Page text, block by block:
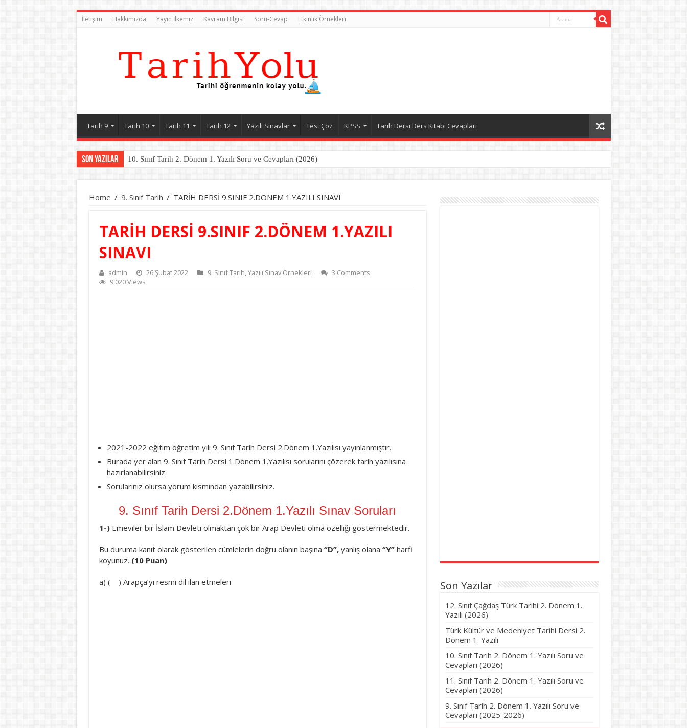
İletişim Hakkımızda Yayın İlkemiz Kavram Bilgisi Soru-Cevap Etkinlik Örnekleri
Tarih 9 Tarih 10 Tarih 11 Tarih 12 Yazılı Sınavlar Test Çöz KPSS Tarih Dersi Ders Kitabı Cevapları
Son Yazılar 10. Sınıf Tarih 2. Dönem 1. Yazılı Soru ve Cevapları (2026)
Home / 9. Sınıf Tarih / TARİH DERSİ 9.SINIF 2.DÖNEM 1.YAZILI SINAVI
TARİH DERSİ 9.SINIF 2.DÖNEM 1.YAZILI
SINAVI
admin 26 Şubat 2022 9. Sınıf Tarih,Yazılı Sınav Örnekleri
3 Comments
9,020 Views
2021-2022 eğitim öğretim yılı 9. Sınıf Tarih Dersi 2.Dönem 1.Yazılısı yayınlanmıştır.
Burada yer alan 9. Sınıf Tarih Dersi 1.Dönem 1.Yazılısı sorularını çözerek tarih yazılısına
hazırlanabilirsiniz.
Sorularınız olursa yorum kısmından yazabilirsiniz.
9. Sınıf Tarih Dersi 2.Dönem 1.Yazılı Sınav Soruları
1-)Emeviler bir İslam Devleti olmaktan çok bir Arap Devleti olma özelliği göstermektedir.
Bu duruma kanıt olarak gösterilen cümlelerin doğru olanın başına “D”,yanlış olana “Y”harfi
koyunuz. (10 Puan)
a) ( ) Arapça’yı resmi dil ilan etmeleri Son Yazılar
12. Sınıf Çağdaş Türk Tarihi 2. Dönem 1.
Yazılı (2026)
Türk Kültür ve Medeniyet Tarihi Dersi 2.
Dönem 1. Yazılı
10. Sınıf Tarih 2. Dönem 1. Yazılı Soru ve
Cevapları (2026)
11. Sınıf Tarih 2. Dönem 1. Yazılı Soru ve
Cevapları (2026)
9. Sınıf Tarih 2. Dönem 1. Yazılı Soru ve
Cevapları (2025-2026)